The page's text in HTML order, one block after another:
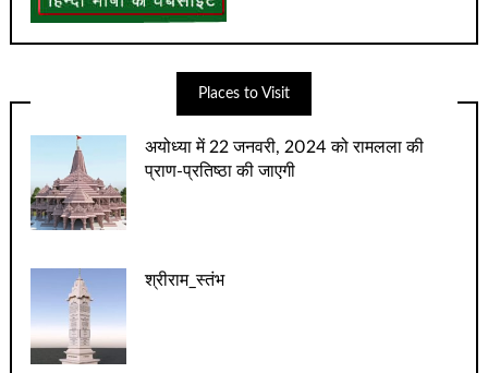
Places to Visit
अयोध्‍या में 22 जनवरी, 2024 को रामलला की
प्राण-प्रतिष्‍ठा की जाएगी
श्रीराम_स्तंभ